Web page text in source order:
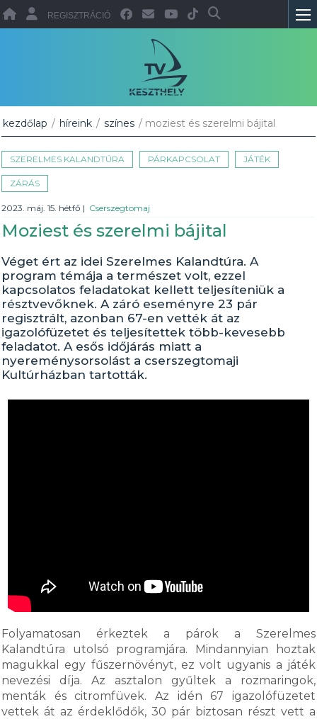
REGISZTRÁCIÓ
kezdőlap / híreink / színes / moziest és szerelmi bájital
SZERELMES KALANDTÚRA PÁRKAPCSOLAT JÁTÉK
ZÁRÁS
2023. máj. 15. hétfő | Cserszegtomaj
Moziest és szerelmi bájital
Véget ért az idei Szerelmes Kalandtúra. A
program témája a természet volt, ezzel
kapcsolatos feladatokat kellett teljesíteniük a
résztvevőknek. A záró eseményre 23 pár
regisztrált, azonban 67-en vették át az
igazolófüzetet és teljesítettek több-kevesebb
feladatot. A esős időjárás miatt a
nyereménysorsolást a cserszegtomaji
Kultúrházban tartották.
Folyamatosan érkeztek a párok a Szerelmes
Kalandtúra utolsó programjára. Mindannyian hoztak
magukkal egy fűszernövényt, ez volt ugyanis a játék
nevezési díja. Az asztalon gyűltek a rozmaringok,
menták és citromfüvek. Az idén 67 igazolófüzetet
vettek át az érdeklődők, 30 pár biztosan részt vett a